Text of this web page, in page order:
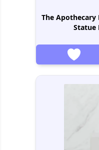
The Apothecary
Statue